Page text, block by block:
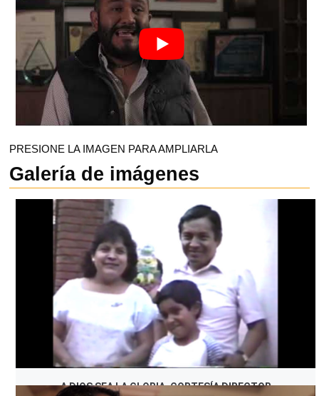
PRESIONE LA IMAGEN PARA AMPLIARLA
Galería de imágenes
A DIOS SEA LA GLORIA, CORTESÍA DIRECTOR